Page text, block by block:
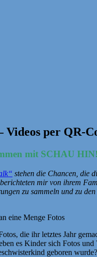
Videos per QR-
mit SCHAU
stehen die Chancen, die
mir von ihrem
zu sammeln und zu
eine Menge Fotos
die ihr letztes Jahr
es Kinder sich Fotos und
geboren